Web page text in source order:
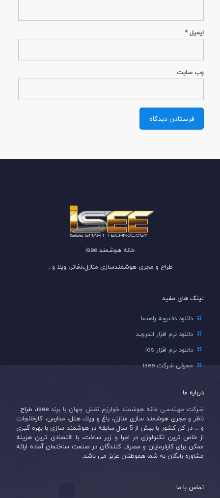
ایمیل*
وب‌ سایت
خانه هوشمند isee
طراح و مجری هوشمندسازی منازل،دفاتر، ویلا و ..
لینک های مفید
دانلود دفترچه راهنما
دانلود نرم افزار اندروید
دانلود نرم افزار ios
معرفی شرکت isee
درباره ما
شرکت مهندسی خانه هوشمند خوارزم نقش جهان با برند
isee، طراح .
ناظر و مجری هوشمند سازی منازل، باغ و ویلا، هتل، مدارس، کارخانجات
و ... در کل کشور با بیش از 5 سال سابقه در هوشمند سازی با بهره گیری
از خاص ترین تکنولوژی در اجرا و زیر ساخت، با اقتصادی ترین هزینه
ممکن برای کارفرمایان و مصرف کنندگان در صنعت ساختمان آماده ارائه
مشاوره رایگان به شما هموطنان عزیز می باشد.
تماس با ما